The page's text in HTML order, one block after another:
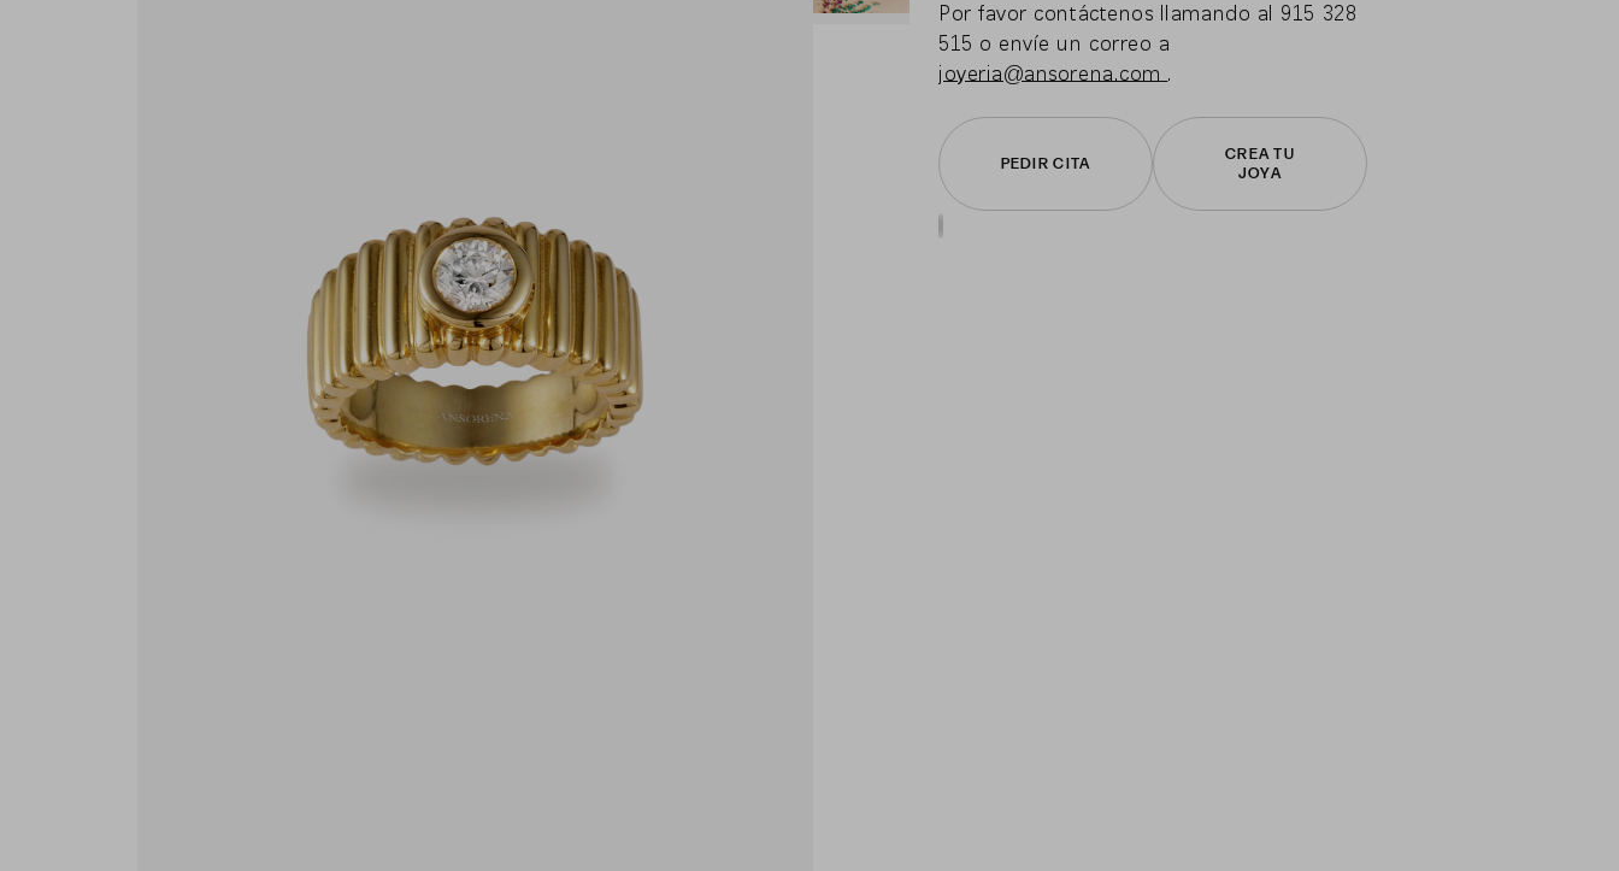
Por favor contáctenos llamando al 915 328
515 o envíe un correo a
joyeria@ansorena.com .
PEDIR CITA
CREA TU
JOYA